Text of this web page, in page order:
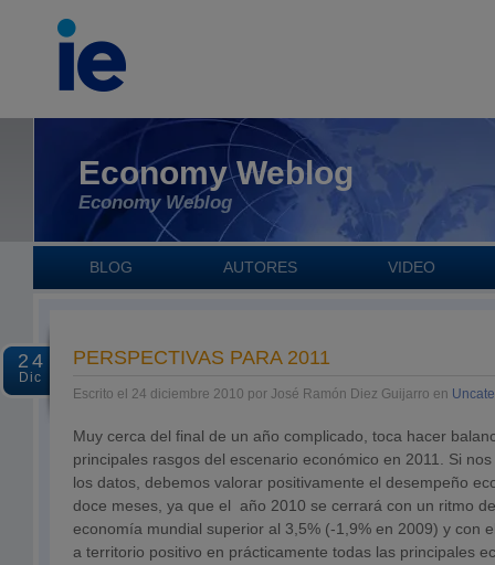
Economy Weblog
Economy Weblog
BLOG AUTORES VIDEO
24
Dic
PERSPECTIVAS PARA 2011
Escrito el 24 diciembre 2010 por José Ramón Diez Guijarro en
Muy cerca del final de un año complicado, toca hacer
principales rasgos del escenario económico en 2011. Si
los datos, debemos valorar positivamente el desempeño
doce meses, ya que el año 2010 se cerrará con un ritmo
economía mundial superior al 3,5% (-1,9% en 2009) y con
a territorio positivo en prácticamente todas las principales